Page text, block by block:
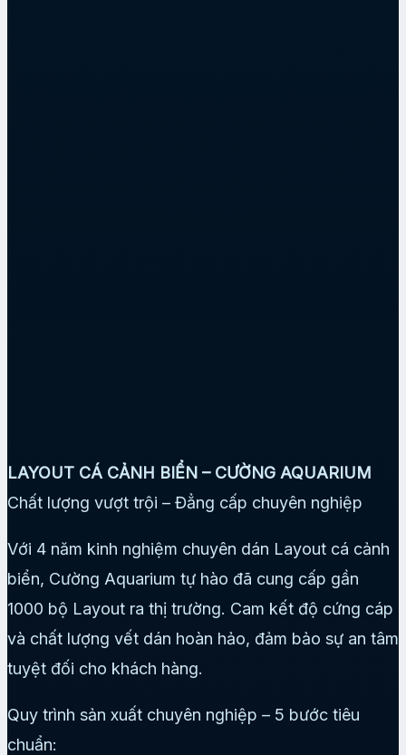
LAYOUT CÁ CẢNH BIỂN – CƯỜNG AQUARIUM
Chất lượng vượt trội – Đẳng cấp chuyên nghiệp
Với 4 năm kinh nghiệm chuyên dán Layout cá cảnh
biển, Cường Aquarium tự hào đã cung cấp gần
1000 bộ Layout ra thị trường. Cam kết độ cứng cáp
và chất lượng vết dán hoàn hảo, đảm bảo sự an tâm
tuyệt đối cho khách hàng.
Quy trình sản xuất chuyên nghiệp – 5 bước tiêu
chuẩn: